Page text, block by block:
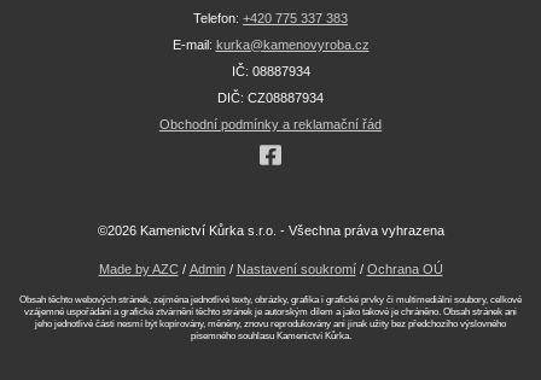
Telefon: +420 775 337 383
E-mail: kurka@kamenovyroba.cz
IČ: 08887934
DIČ: CZ08887934
Obchodní podmínky a reklamační řád
©2026 Kamenictví Kůrka s.r.o. - Všechna práva vyhrazena
Made by AZC/ Admin/ Nastavení soukromí / Ochrana OÚ
Obsah těchto webových stránek, zejména jednotlivé texty, obrázky, grafika i grafické prvky či multimediální soubory, celkové
vzájemné uspořádání a grafické ztvárnění těchto stránek je autorským dílem a jako takové je chráněno. Obsah stránek ani
jeho jednotlivé části nesmí být kopírovány, měněny, znovu reprodukovány ani jinak užity bez předchozího výslovného
písemného souhlasu Kamenictví Kůrka.